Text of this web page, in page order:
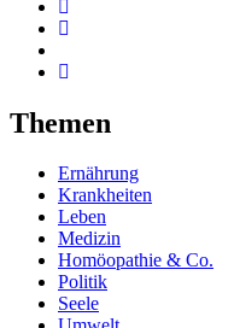
Themen
Ernährung
Krankheiten
Leben
Medizin
Homöopathie & Co.
Politik
Seele